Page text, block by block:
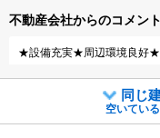
不動産会社からのコメント
★設備充実★周辺環境良好
同じ
空いてい